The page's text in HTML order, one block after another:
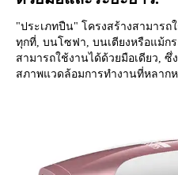
"ประเภทปืน" โครงสร้างสามารถ
ทุกที่, บนโซฟา, บนเตียงหรือแม้ก
สามารถใช้งานได้ด้วยมือเดียว,
สภาพแวดล้อมการทำงานที่หลาก